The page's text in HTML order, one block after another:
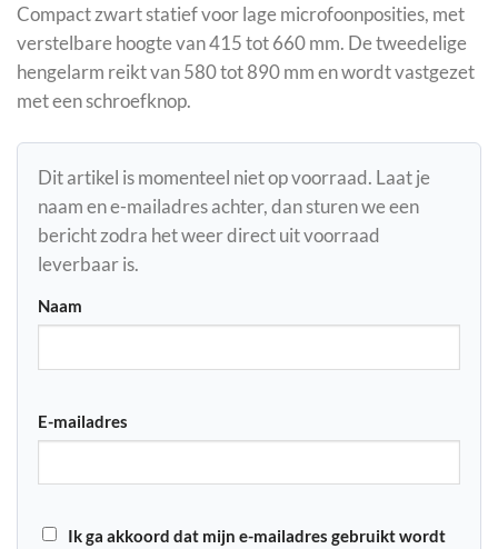
Compact zwart statief voor lage microfoonposities, met
verstelbare hoogte van 415 tot 660 mm. De tweedelige
hengelarm reikt van 580 tot 890 mm en wordt vastgezet
met een schroefknop.
Dit artikel is momenteel niet op voorraad. Laat je
naam en e-mailadres achter, dan sturen we een
bericht zodra het weer direct uit voorraad
leverbaar is.
Naam
E-mailadres
Ik ga akkoord dat mijn e-mailadres gebruikt wordt